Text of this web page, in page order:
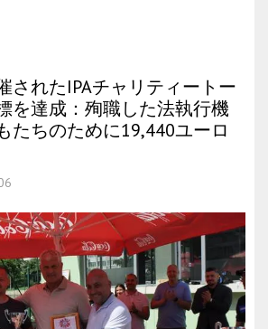
されたIPAチャリティートー
を達成：殉職した法執行機
たちのために19,440ユーロ